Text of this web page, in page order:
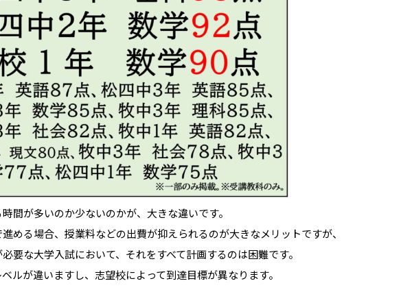
間が多いのか少ないのかが、大きな違いです。
める場合、授業料などの出費が抑えられるのが大きなメリットですが、
要な大学入試において、それをすべて計画するのは困難です。
ルが違いますし、志望校によって到達目標が異なります。